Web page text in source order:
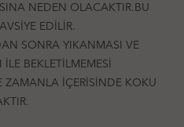
NEDEN OLACAKTIR.BU
EDİLİR.
SONRA YIKANMASI VE
BEKLETİLMEMESİ
ZAMANLA İÇERİSİNDE KOKU